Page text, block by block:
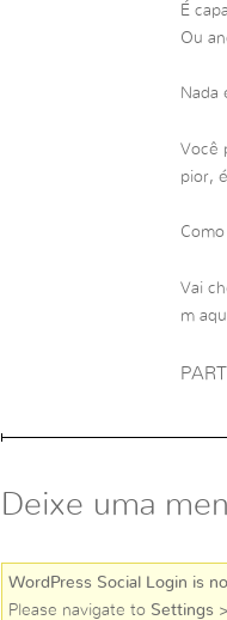
É
Ou
Nada
Você
pior,
Vai
m
Deixe uma
WordPress Social Login is
Please navigate to Settings